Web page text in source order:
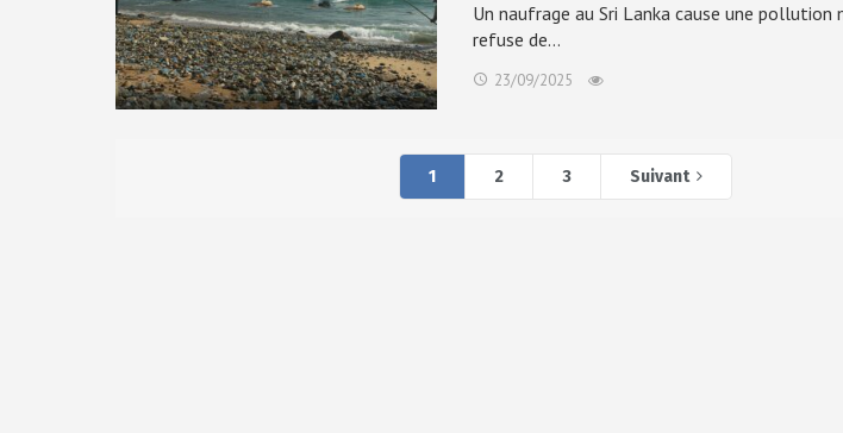
Un naufrage au Sri Lanka cause une pollution
refuse de…
23/09/2025
1 2 3 Suivant